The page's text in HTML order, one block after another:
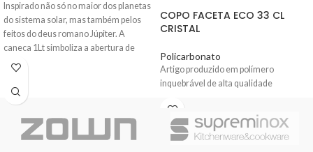
Inspirado não só no maior dos planetas
do sistema solar, mas também pelos
feitos do deus romano Júpiter. A
caneca 1Lt simboliza a abertura de
Júpiter aos homens do caminho da
serem mais vigorosas.
COPO FACETA ECO 33 CL
CRISTAL
Policarbonato
Artigo produzido em polímero
inquebrável de alta qualidade